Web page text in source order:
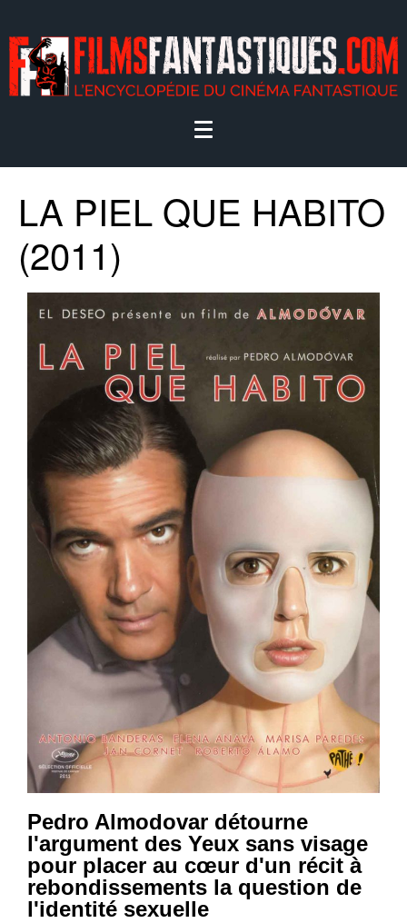
LA PIEL QUE HABITO
(2011)
Pedro Almodovar détourne
l'argument des Yeux sans visage
pour placer au cœur d'un récit à
rebondissements la question de
l'identité sexuelle